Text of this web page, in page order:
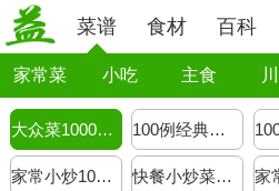
菜谱 食材 百科
家常菜 小吃 主食
大众菜1000例菜谱 100例经典炒菜
家常小炒100道 快餐小炒菜谱1000大全